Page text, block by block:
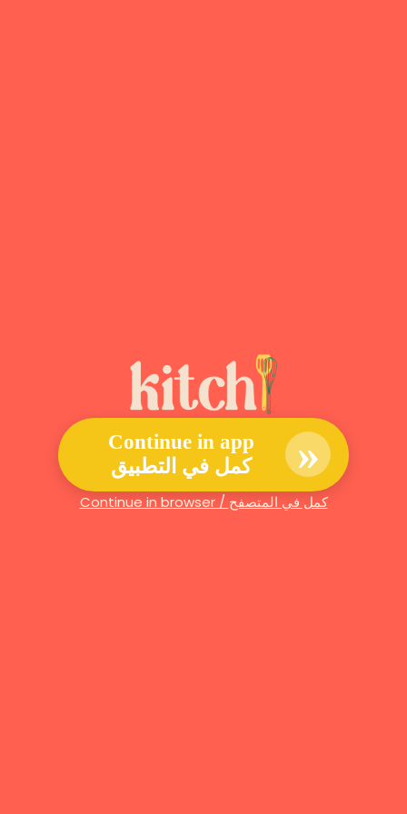
Continue in app
كمل في التطبيق
»
Continue in browser / كمل في المتصفح